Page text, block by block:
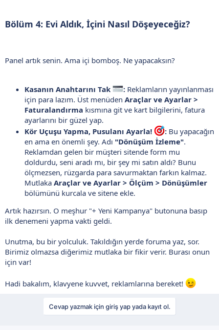
Bölüm 4: Evi Aldık, İçini Nasıl Döşeyeceğiz?
Panel artık senin. Ama içi bomboş. Ne yapacaksın?
Kasanın Anahtarını Tak : Reklamların yayınlanması
için para lazım. Üst menüden Araçlar ve Ayarlar >
Faturalandırma kısmına git ve kart bilgilerini, fatura
ayarlarını bir güzel yap.
Kör Uçuşu Yapma, Pusulanı Ayarla!
: Bu yapacağın
en ama en önemli şey. Adı "Dönüşüm İzleme".
Reklamdan gelen bir müşteri sitende form mu
doldurdu, seni aradı mı, bir şey mi satın aldı? Bunu
ölçmezsen, rüzgarda para savurmaktan farkın kalmaz.
Mutlaka Araçlar ve Ayarlar > Ölçüm > Dönüşümler
bölümünü kurcala ve sitene ekle.
Artık hazırsın. O meşhur "+ Yeni Kampanya" butonuna basıp
ilk denemeni yapma vakti geldi.
Unutma, bu bir yolculuk. Takıldığın yerde foruma yaz, sor.
Birimiz olmazsa diğerimiz mutlaka bir fikir verir. Burası onun
için var!
Hadi bakalım, klavyene kuvvet, reklamlarına bereket!
Cevap yazmak için giriş yap yada kayıt ol.